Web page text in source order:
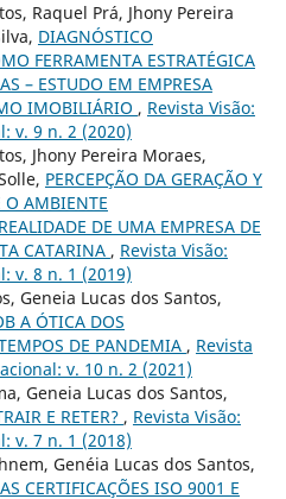
Raquel Prá, Jhony Pereira
DIAGNÓSTICO
FERRAMENTA ESTRATÉGICA
– ESTUDO EM EMPRESA
IMOBILIÁRIO , Revista Visão:
v. 9 n. 2 (2020)
Jhony Pereira Moraes,
PERCEPÇÃO DA GERAÇÃO Y
O AMBIENTE
DE UMA EMPRESA DE
CATARINA , Revista Visão:
v. 8 n. 1 (2019)
Geneia Lucas dos Santos,
A ÓTICA DOS
DE PANDEMIA , Revista
v. 10 n. 2 (2021)
Geneia Lucas dos Santos,
E RETER? , Revista Visão:
v. 7 n. 1 (2018)
Genéia Lucas dos Santos,
AS CERTIFICAÇÕES ISO 9001 E